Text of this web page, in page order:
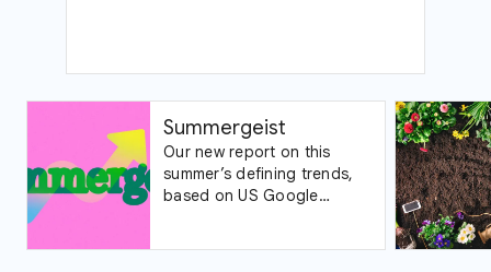
Summergeist
Our new report on this
summer’s defining trends,
based on US Google